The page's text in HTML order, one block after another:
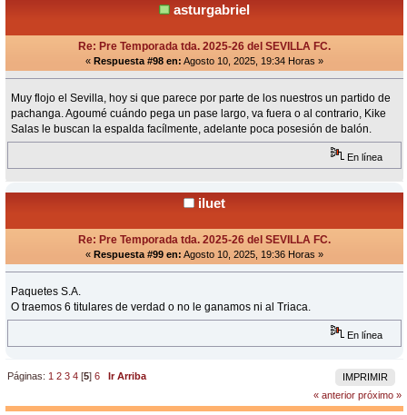
asturgabriel
Re: Pre Temporada tda. 2025-26 del SEVILLA FC.
« Respuesta #98 en: Agosto 10, 2025, 19:34 Horas »
Muy flojo el Sevilla, hoy si que parece por parte de los nuestros un partido de
pachanga. Agoumé cuándo pega un pase largo, va fuera o al contrario, Kike
Salas le buscan la espalda facílmente, adelante poca posesión de balón.
En línea
iluet
Re: Pre Temporada tda. 2025-26 del SEVILLA FC.
« Respuesta #99 en: Agosto 10, 2025, 19:36 Horas »
Paquetes S.A.
O traemos 6 titulares de verdad o no le ganamos ni al Triaca.
En línea
IMPRIMIR
Páginas: 1 2 3 4 [5]6
Ir Arriba
« anterior próximo »